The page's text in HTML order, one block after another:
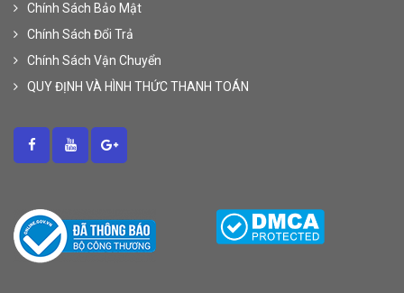
Chính Sách Bảo Mật
Chính Sách Đổi Trả
Chính Sách Vận Chuyển
QUY ĐỊNH VÀ HÌNH THỨC THANH TOÁN